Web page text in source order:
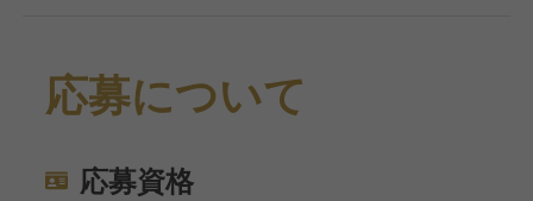
応募について
応募資格